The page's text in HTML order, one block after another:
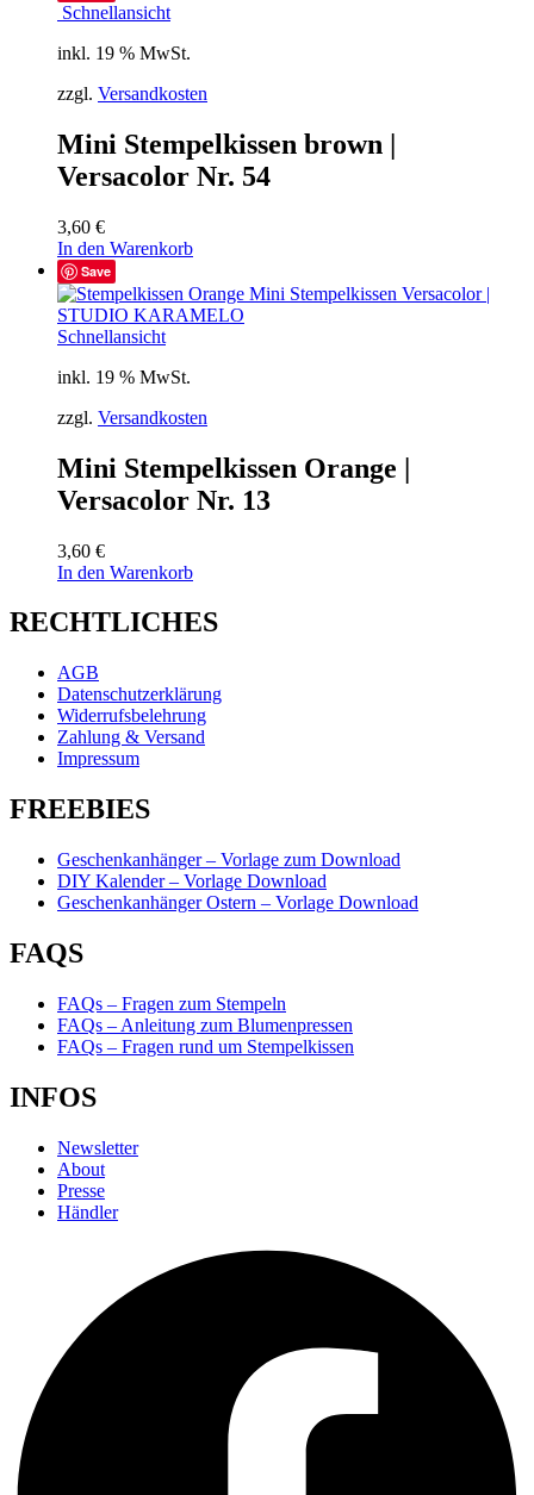
Schnellansicht
inkl. 19 % MwSt.
zzgl. Versandkosten
Mini Stempelkissen brown |
Versacolor Nr. 54
3,60 €
In den Warenkorb
Save
Schnellansicht
inkl. 19 % MwSt.
zzgl. Versandkosten
Mini Stempelkissen Orange |
Versacolor Nr. 13
3,60 €
In den Warenkorb
RECHTLICHES
AGB
Datenschutzerklärung
Widerrufsbelehrung
Zahlung & Versand
Impressum
FREEBIES
Geschenkanhänger – Vorlage zum Download
DIY Kalender – Vorlage Download
Geschenkanhänger Ostern – Vorlage Download
FAQS
FAQs – Fragen zum Stempeln
FAQs – Anleitung zum Blumenpressen
FAQs – Fragen rund um Stempelkissen
INFOS
Newsletter
About
Presse
Händler